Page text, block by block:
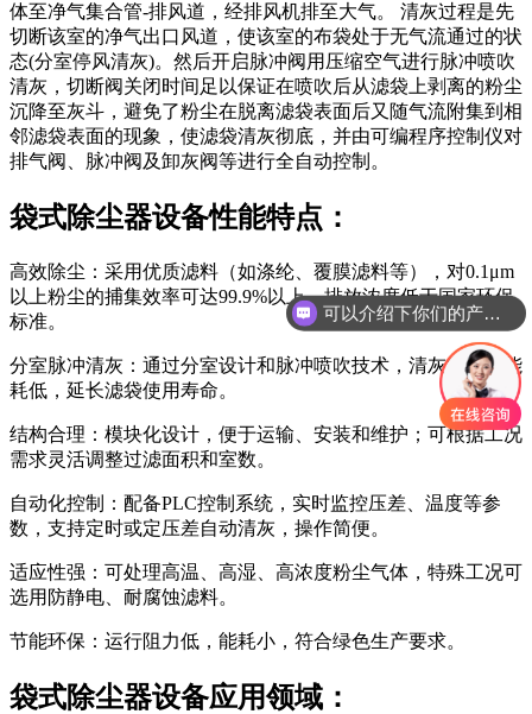
体至净气集合管-排风道，经排风机排至大气。 清灰过程是先
切断该室的净气出口风道，使该室的布袋处于无气流通过的状
态(分室停风清灰)。然后开启脉冲阀用压缩空气进行脉冲喷吹
清灰，切断阀关闭时间足以保证在喷吹后从滤袋上剥离的粉尘
沉降至灰斗，避免了粉尘在脱离滤袋表面后又随气流附集到相
邻滤袋表面的现象，使滤袋清灰彻底，并由可编程序控制仪对
排气阀、脉冲阀及卸灰阀等进行全自动控制。
袋式除尘器设备性能特点：
高效除尘：采用优质滤料（如涤纶、覆膜滤料等），对0.1μm
以上粉尘的捕集效率可达99.9%以上，排放浓度低于国家环保
标准。
分室脉冲清灰：通过分室设计和脉冲喷吹技术，清灰彻底且能
耗低，延长滤袋使用寿命。
结构合理：模块化设计，便于运输、安装和维护；可根据工况
需求灵活调整过滤面积和室数。
自动化控制：配备PLC控制系统，实时监控压差、温度等参
数，支持定时或定压差自动清灰，操作简便。
适应性强：可处理高温、高湿、高浓度粉尘气体，特殊工况可
选用防静电、耐腐蚀滤料。
节能环保：运行阻力低，能耗小，符合绿色生产要求。
袋式除尘器设备应用领域：
可以介绍下你们的产品么
你们是怎么收费的呢